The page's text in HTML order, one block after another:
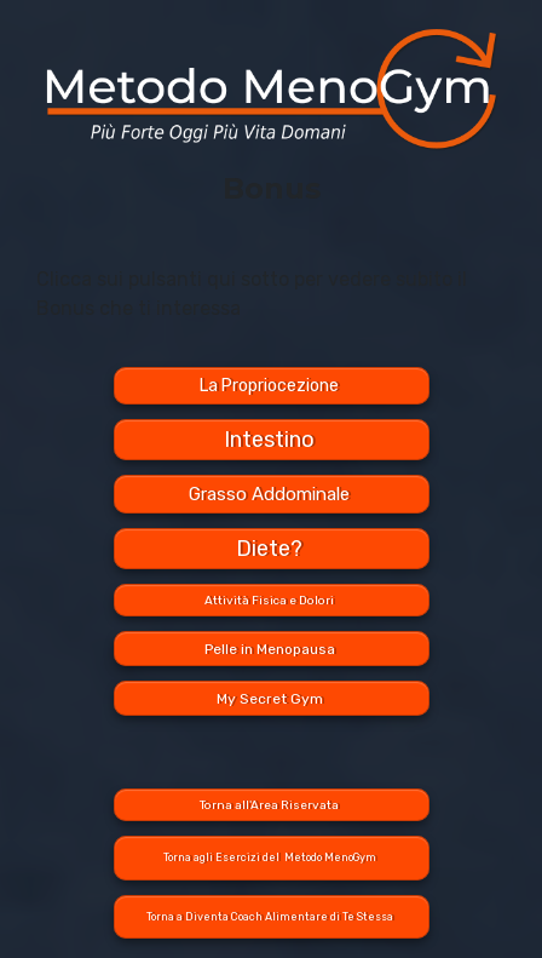
La Propriocezione
Intestino
Grasso Addominale
Diete?
Attività Fisica e Dolori
Pelle in Menopausa
My Secret Gym
Torna all'Area Riservata
Torna agli Esercizi del Metodo MenoGym
Torna a Diventa Coach Alimentare di Te Stessa